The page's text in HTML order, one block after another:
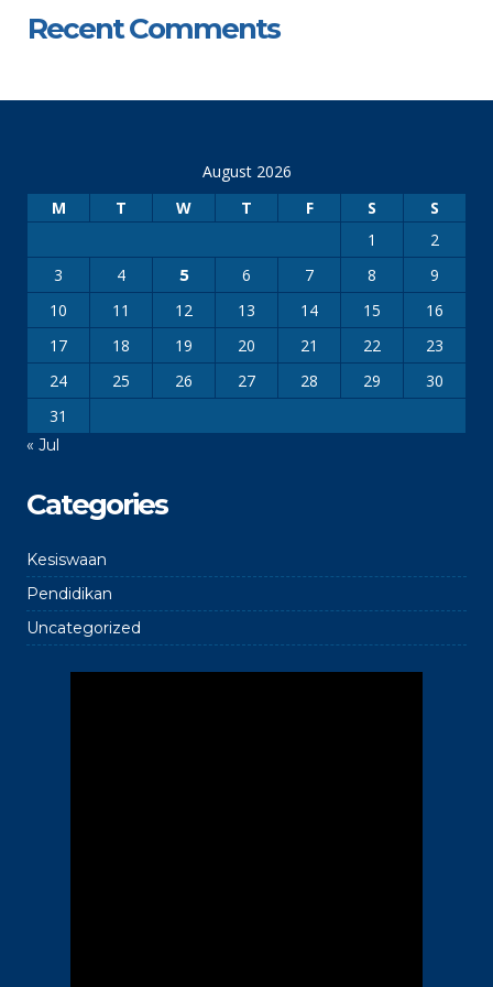
Recent Comments
August 2026
M
T W T F S
S
1
2
3
4 5 6 7 8
9
10
11 12 13 14 15
16
17
18 19 20 21 22
23
24
25 26 27 28 29
30
31
« Jul
Categories
Kesiswaan
Pendidikan
Uncategorized